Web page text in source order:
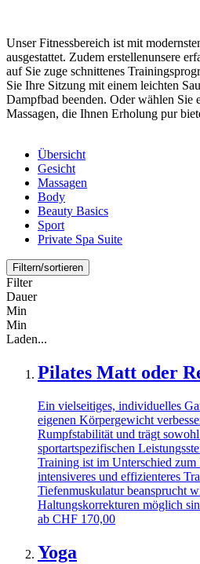
Unser Fitnessbereich ist mit
ausgestattet. Zudem erstellenunsere
auf Sie zuge schnittenes
Sie Ihre Sitzung mit einem leichten
Dampfbad beenden. Oder wählen Sie
Massagen, die Ihnen Erholung pur
Übersicht
Gesicht
Massagen
Body
Beauty Basics
Sport
Private Spa Suite
Filtern/sortieren
Filter
Dauer
Min
Min
Laden...
Pilates Matt oder
Ein vielseitiges, individuelles
eigenen Körpergewicht
Rumpfstabilität und trägt
sportartspezifischen
Training ist im Unterschied zum
intensiveres und effizienteres
Tiefenmuskulatur beansprucht
Haltungskorrekturen möglich
ab CHF 170,00
Yoga